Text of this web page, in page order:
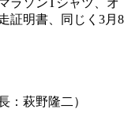
ラソンTシャツ、オ
証明書、同じく3月8
：萩野隆二）